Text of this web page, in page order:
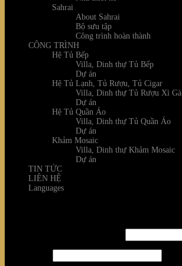
Sahrai
About Sahrai
Bộ sưu tập
Công trình hoàn thành
CÔNG TRÌNH
Hệ Tủ Bếp
Villa, Dinh thự Tủ Bếp
Dự án
Hệ Tủ Lạnh, Tủ Rượu, Tủ Cigar
Villa, Dinh thự Tủ Rượu Xì Gà
Dự án
Hệ Tủ Quần Áo
Villa, Dinh thự Tủ Quần Áo
Dự án
Khảm Mosaic
Villa, Dinh thự Khảm Mosaic
Dự án
TIN TỨC
LIÊN HỆ
Languages